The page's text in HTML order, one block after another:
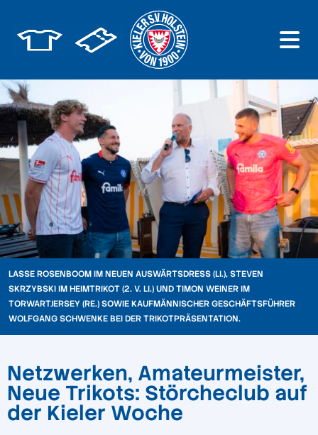
LASSE ROSENBOOM IM NEUEN AUSWÄRTSDRESS (LI.), STEVEN
SKRZYBSKI IM HEIMTRIKOT (2. V. LI.) UND TIMON WEINER IM
TORWARTJERSEY (RE.) SOWIE KAUFMÄNNISCHER GESCHÄFTSFÜHRER
WOLFGANG SCHWENKE BEI DER TRIKOTPRÄSENTATION.
Netzwerken, Amateurmeister,
Neue Trikots: Störcheclub auf
der Kieler Woche